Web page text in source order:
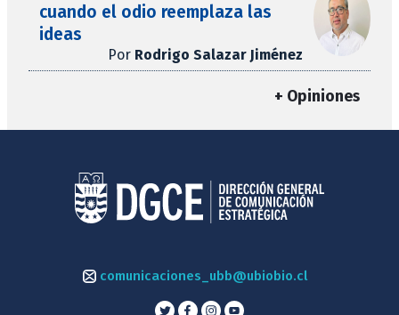
cuando el odio reemplaza las
ideas
Por Rodrigo Salazar Jiménez
+ Opiniones
comunicaciones_ubb@ubiobio.cl